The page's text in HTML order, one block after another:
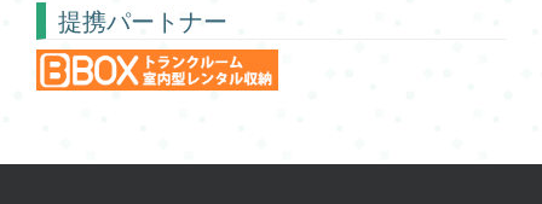
提携パートナー